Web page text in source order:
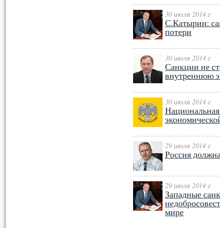
30 июля 2014 г
С.Катырин:
потери
30 июля 2014 г
Санкции не
внутреннюю
30 июля 2014 г
29 июля 2014 г
Россия
29 июля 2014 г
Западные
мире